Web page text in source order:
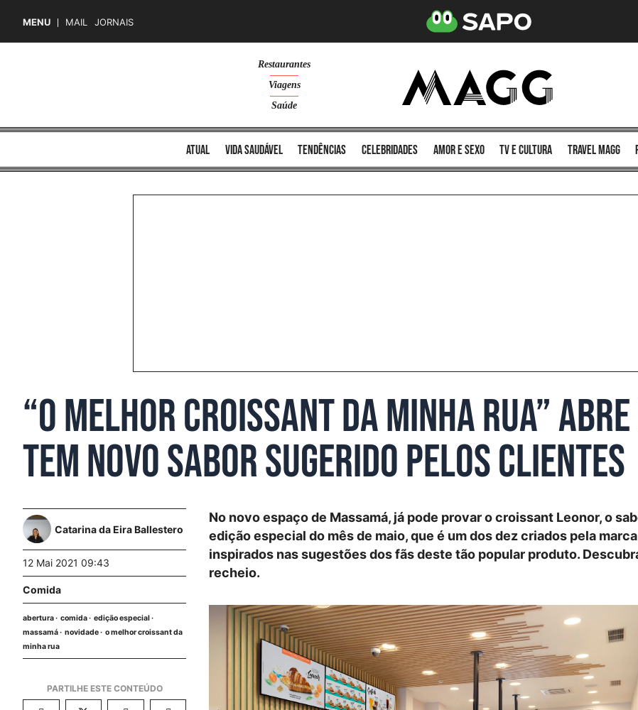
MENU MAIL JORNAIS
Restaurantes
Viagens
Saúde
atual vida saudável tendências celebridades amor e sexo TV e cultura Travel MAGG
“O Melhor Croissant da Minha Rua”
tem novo sabor sugerido pelos clientes
Catarina da Eira Ballestero
12 Mai 2021 09:43
Comida
abertura comida
edição especial
massamá
novidade
o melhor croissant da
minha rua
No novo espaço de Massamá, já pode provar o croissant Leonor, o
edição especial do mês de maio, que é um dos dez criados pela marca
inspirados nas sugestões dos fãs deste tão popular produto.
recheio.